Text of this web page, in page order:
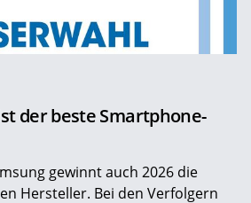
der beste Smartphone-
gewinnt auch 2026 die
Hersteller. Bei den Verfolgern